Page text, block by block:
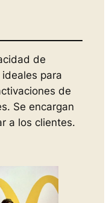
de
para
de
Se encargan
a los clientes.